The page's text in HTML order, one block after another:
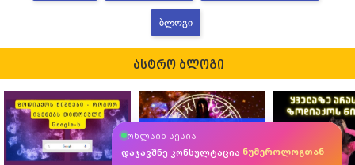
ᲑᲚᲝᲒᲘ
ასტრო ბლოგი
ონლაინ სესია
დაჯავშნე კონსულტაცია ტაროლოგთან
ნუმეროლოგთან